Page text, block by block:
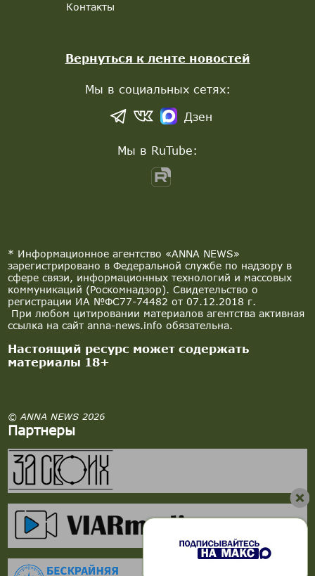
* Информационное агентство «ANNA NEWS»
зарегистрировано в Федеральной службе по надзору в
сфере связи, информационных технологий и массовых
коммуникаций (Роскомнадзор). Свидетельство о
регистрации ИА №ФС77-74482 от 07.12.2018 г.
При любом цитировании материалов агентства активная
ссылка на сайт anna-news.info обязательна.
Настоящий ресурс может содержать
материалы 18+
© ANNA NEWS 2026
Партнеры
Контакты
Вернуться к ленте новостей
Мы в социальных сетях:
Дзен
Мы в RuTube: